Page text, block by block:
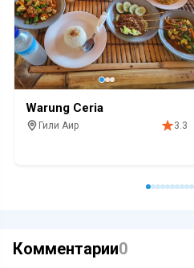
Warung Ceria
Гили Аир
3.3
Комментарии0